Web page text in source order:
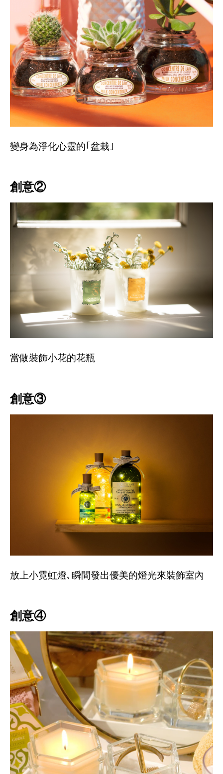
變身為淨化心靈的｢盆栽｣
創意②
當做裝飾小花的花瓶
創意③
放上小霓虹燈､瞬間發出優美的燈光來裝飾室內
創意④